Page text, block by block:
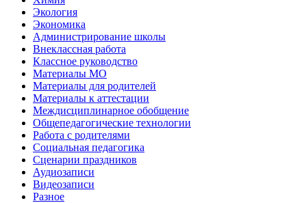
Экология
Экономика
Администрирование школы
Внеклассная работа
Классное руководство
Материалы МО
Материалы для родителей
Материалы к аттестации
Междисциплинарное обобщение
Общепедагогические технологии
Работа с родителями
Социальная педагогика
Сценарии праздников
Аудиозаписи
Видеозаписи
Разное